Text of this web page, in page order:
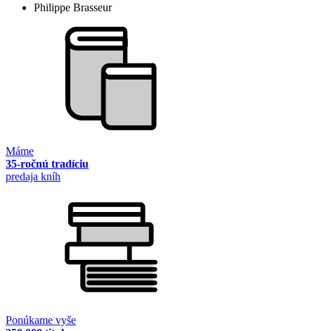
Philippe Brasseur
Máme
35-ročnú tradíciu
predaja kníh
Ponúkame vyše